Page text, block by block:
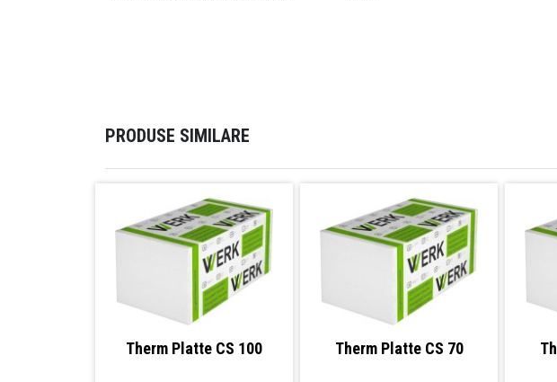
PRODUSE SIMILARE
Therm Platte CS 100 Therm Platte CS 70